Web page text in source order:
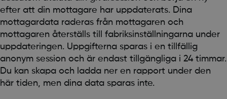
efter att din mottagare har uppdaterats. Dina
mottagardata raderas från mottagaren och
mottagaren återställs till fabriksinställningarna under
uppdateringen. Uppgifterna sparas i en tillfällig
anonym session och är endast tillgängliga i 24 timmar.
Du kan skapa och ladda ner en rapport under den
här tiden, men dina data sparas inte.